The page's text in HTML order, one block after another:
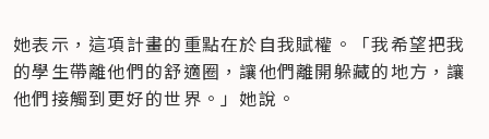
她表示，這項計畫的重點在於自我賦權。「我希望把我
的學生帶離他們的舒適圈，讓他們離開躲藏的地方，讓
他們接觸到更好的世界。」她說。